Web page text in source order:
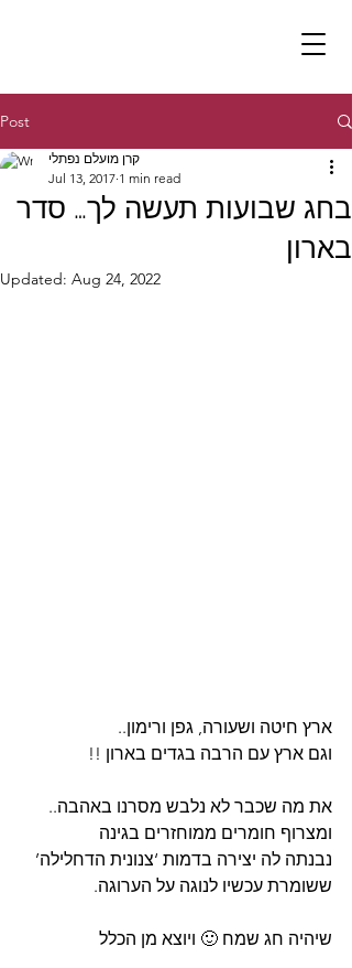
Post
בחג שבועות תעשה לך… סדר
בארון
קרן מועלם נפתלי
Jul 13, 2017 1 min read
Updated: Aug 24, 2022
ארץ חיטה ושעורה, גפן ורימון..
וגם ארץ עם הרבה בגדים בארון !!
את מה שכבר לא נלבש מסרנו באהבה..
ומצרוף חומרים ממוחזרים בגינה
נבנתה לה יצירה בדמות ‘צנונית הדחלילה’
ששומרת עכשיו לנוגה על הערוגה.
שיהיה חג שמח 🙂 ויוצא מן הכלל